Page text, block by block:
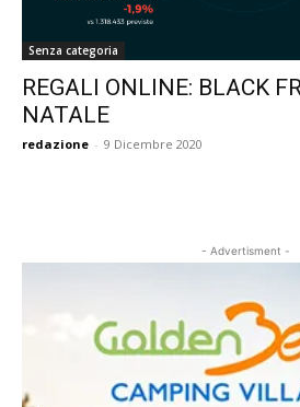
Senza categoria
REGALI ONLINE: BLACK
NATALE
redazione - 9 Dicembre 2020
- Advertisment -